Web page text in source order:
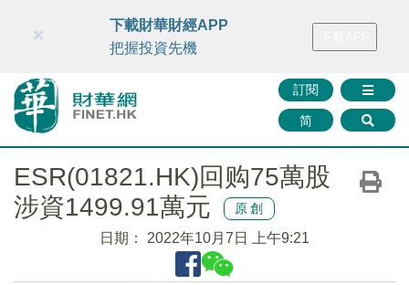
財華智庫網 FINTV FINMETA 財華證券 媒體矩陣
訂閱
简
×
下載財華財經APP
把握投資先機
ESR(01821.HK)回购75萬股
涉資1499.91萬元
原創
日期： 2022年10月7日 上午9:21